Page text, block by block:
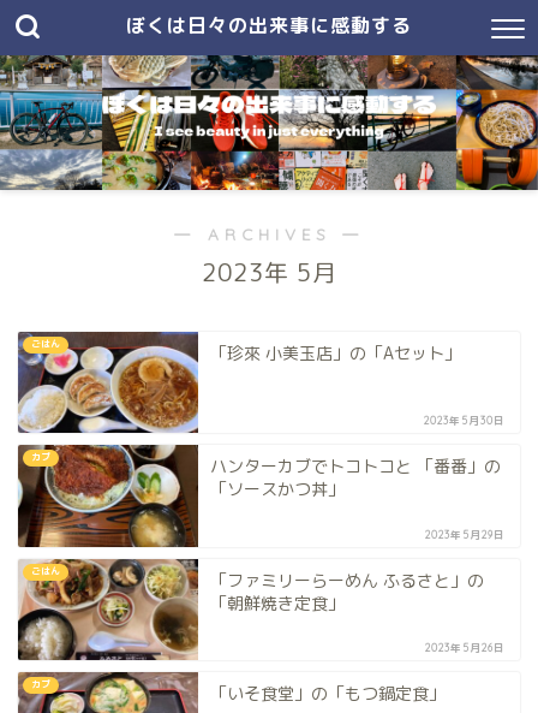
ぼくは日々の出来事に感動する
― ARCHIVES ―
2023年 5月
ごはん 「珍來 小美玉店」の「Aセット」
2023年5月30日
カブ
ハンターカブでトコトコと 「番番」の
「ソースかつ丼」
2023年5月29日
ごはん
「ファミリーらーめん ふるさと」の
「朝鮮焼き定食」
2023年5月26日
カブ 「いそ食堂」の「もつ鍋定食」